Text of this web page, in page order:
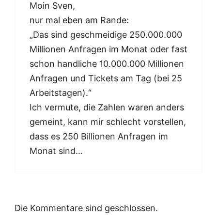
Moin Sven,
nur mal eben am Rande:
„Das sind geschmeidige 250.000.000
Millionen Anfragen im Monat oder fast
schon handliche 10.000.000 Millionen
Anfragen und Tickets am Tag (bei 25
Arbeitstagen).“
Ich vermute, die Zahlen waren anders
gemeint, kann mir schlecht vorstellen,
dass es 250 Billionen Anfragen im
Monat sind…
Die Kommentare sind geschlossen.